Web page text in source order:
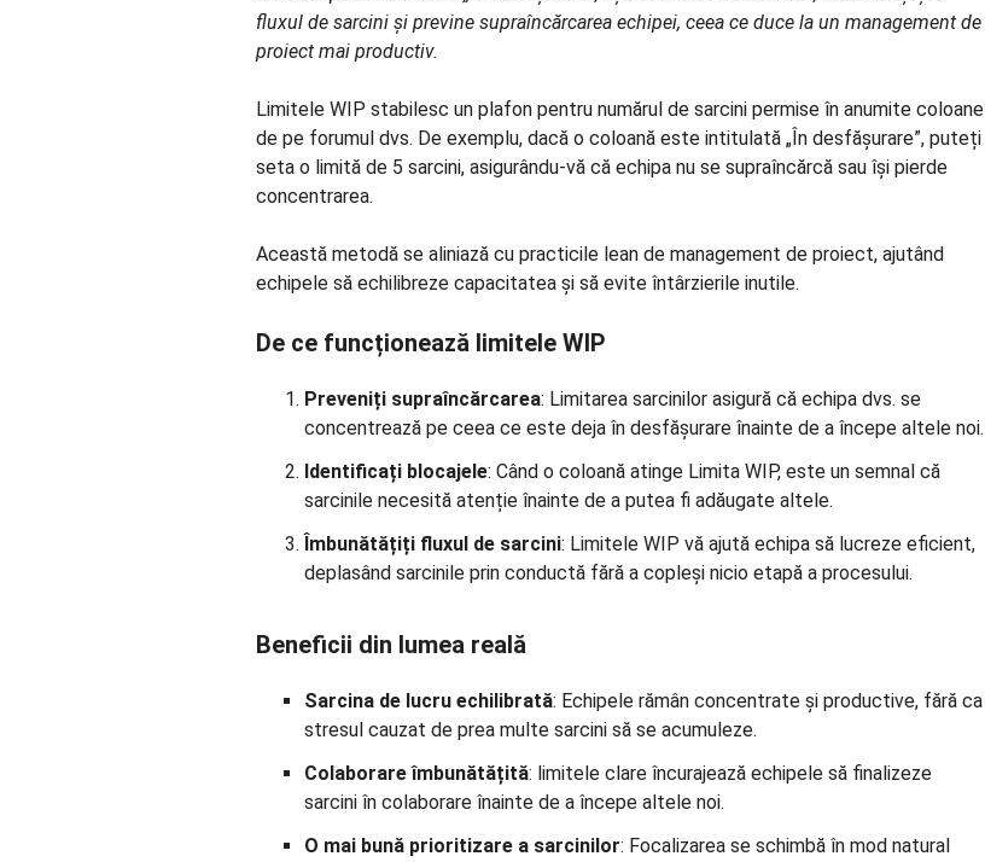
fluxul de sarcini și previne supraîncărcarea echipei, ceea ce duce la un management de
proiect mai productiv.
Limitele WIP stabilesc un plafon pentru numărul de sarcini permise în anumite coloane
de pe forumul dvs. De exemplu, dacă o coloană este intitulată „În desfășurare”, puteți
seta o limită de 5 sarcini, asigurându-vă că echipa nu se supraîncărcă sau își pierde
concentrarea.
Această metodă se aliniază cu practicile lean de management de proiect, ajutând
echipele să echilibreze capacitatea și să evite întârzierile inutile.
De ce funcționează limitele WIP
Preveniți supraîncărcarea: Limitarea sarcinilor asigură că echipa dvs. se
concentrează pe ceea ce este deja în desfășurare înainte de a începe altele noi.
Identificați blocajele: Când o coloană atinge Limita WIP, este un semnal că
sarcinile necesită atenție înainte de a putea fi adăugate altele.
Îmbunătățiți fluxul de sarcini: Limitele WIP vă ajută echipa să lucreze eficient,
deplasând sarcinile prin conductă fără a copleși nicio etapă a procesului.
Beneficii din lumea reală
Sarcina de lucru echilibrată: Echipele rămân concentrate și productive, fără ca
stresul cauzat de prea multe sarcini să se acumuleze.
Colaborare îmbunătățită: limitele clare încurajează echipele să finalizeze
sarcini în colaborare înainte de a începe altele noi.
O mai bună prioritizare a sarcinilor: Focalizarea se schimbă în mod natural